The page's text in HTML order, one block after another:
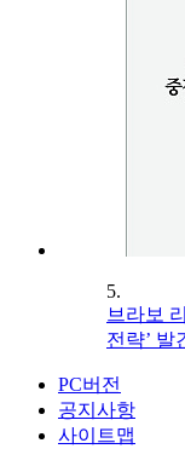
5.
브라보
전략’ 발
PC버전
공지사항
사이트맵